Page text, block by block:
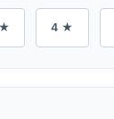
4 ★